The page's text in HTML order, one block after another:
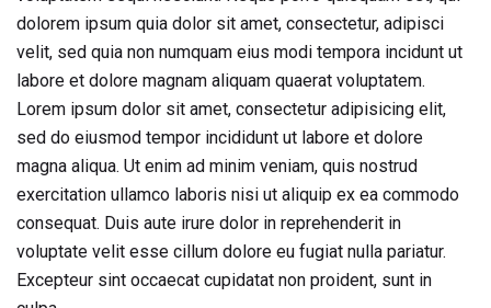
dolorem ipsum quia dolor sit amet, consectetur, adipisci
velit, sed quia non numquam eius modi tempora incidunt ut
labore et dolore magnam aliquam quaerat voluptatem.
Lorem ipsum dolor sit amet, consectetur adipisicing elit,
sed do eiusmod tempor incididunt ut labore et dolore
magna aliqua. Ut enim ad minim veniam, quis nostrud
exercitation ullamco laboris nisi ut aliquip ex ea commodo
consequat. Duis aute irure dolor in reprehenderit in
voluptate velit esse cillum dolore eu fugiat nulla pariatur.
Excepteur sint occaecat cupidatat non proident, sunt in